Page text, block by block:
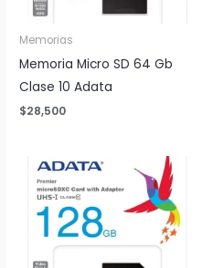
Memorias
Memoria Micro SD 64 Gb
Clase 10 Adata
$28,500